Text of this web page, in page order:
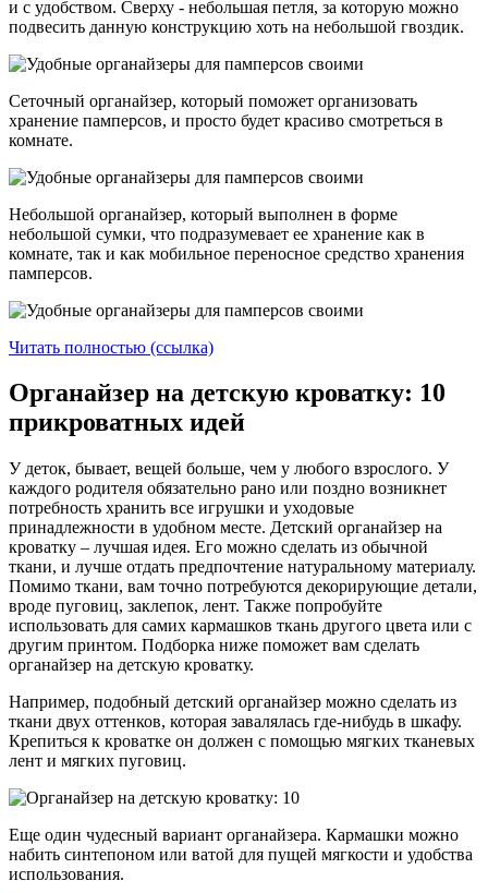
и с удобством. Сверху - небольшая петля, за которую можно
подвесить данную конструкцию хоть на небольшой гвоздик.
Сеточный органайзер, который поможет организовать
хранение памперсов, и просто будет красиво смотреться в
комнате.
Небольшой органайзер, который выполнен в форме
небольшой сумки, что подразумевает ее хранение как в
комнате, так и как мобильное переносное средство хранения
памперсов.
Читать полностью (ссылка)
Органайзер на детскую кроватку: 10
прикроватных идей
У деток, бывает, вещей больше, чем у любого взрослого. У
каждого родителя обязательно рано или поздно возникнет
потребность хранить все игрушки и уходовые
принадлежности в удобном месте. Детский органайзер на
кроватку – лучшая идея. Его можно сделать из обычной
ткани, и лучше отдать предпочтение натуральному материалу.
Помимо ткани, вам точно потребуются декорирующие детали,
вроде пуговиц, заклепок, лент. Также попробуйте
использовать для самих кармашков ткань другого цвета или с
другим принтом. Подборка ниже поможет вам сделать
органайзер на детскую кроватку.
Например, подобный детский органайзер можно сделать из
ткани двух оттенков, которая завалялась где-нибудь в шкафу.
Крепиться к кроватке он должен с помощью мягких тканевых
лент и мягких пуговиц.
Еще один чудесный вариант органайзера. Кармашки можно
набить синтепоном или ватой для пущей мягкости и удобства
использования.